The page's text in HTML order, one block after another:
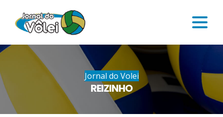
Jornal do Volei
REIZINHO